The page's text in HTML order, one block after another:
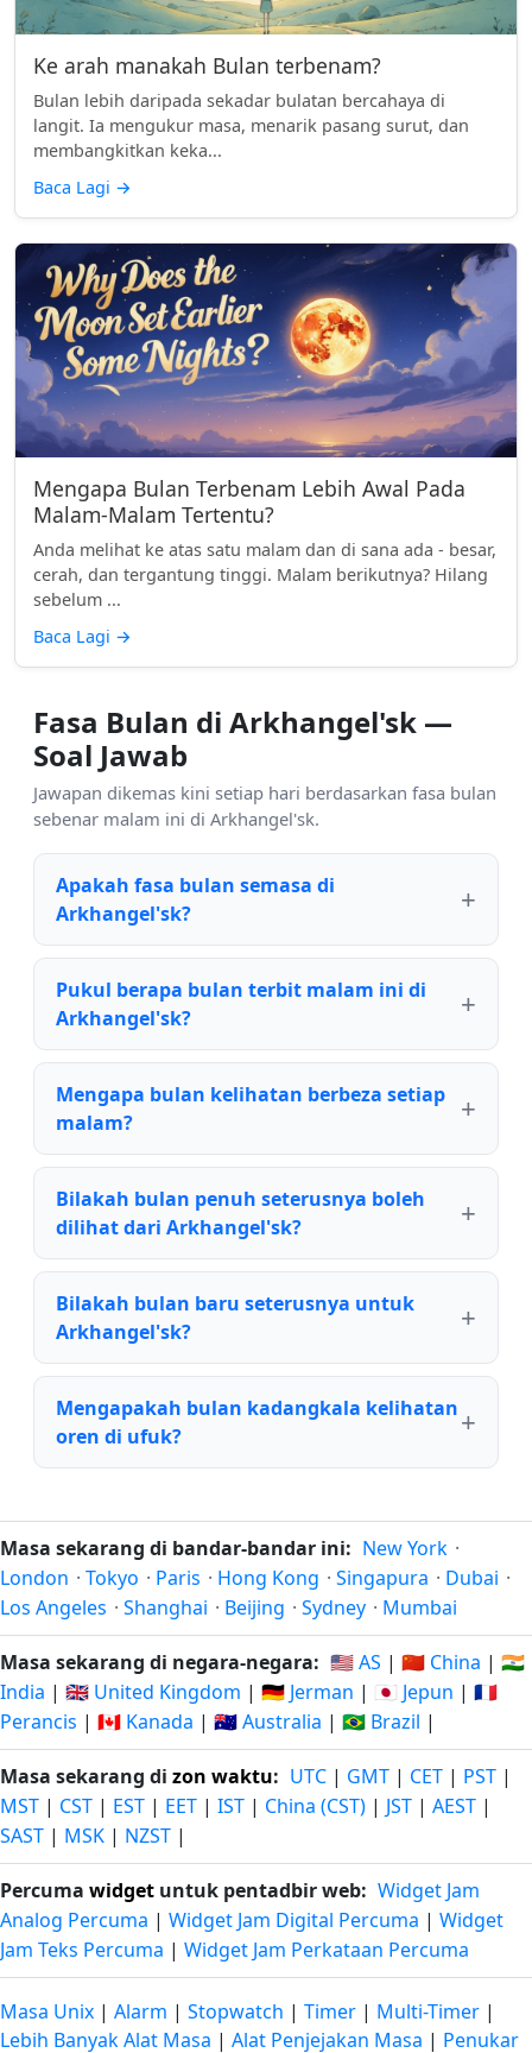
Ke arah manakah Bulan terbenam?
Bulan lebih daripada sekadar bulatan bercahaya di
langit. Ia mengukur masa, menarik pasang surut, dan
membangkitkan keka...
Baca Lagi →
Mengapa Bulan Terbenam Lebih Awal Pada
Malam-Malam Tertentu?
Anda melihat ke atas satu malam dan di sana ada - besar,
cerah, dan tergantung tinggi. Malam berikutnya? Hilang
sebelum ...
Baca Lagi →
Fasa Bulan di Arkhangel'sk —
Soal Jawab
Jawapan dikemas kini setiap hari berdasarkan fasa bulan
sebenar malam ini di Arkhangel'sk.
Apakah fasa bulan semasa di
Arkhangel'sk?
Pukul berapa bulan terbit malam ini di
Arkhangel'sk?
Mengapa bulan kelihatan berbeza setiap
malam?
Bilakah bulan penuh seterusnya boleh
dilihat dari Arkhangel'sk?
Bilakah bulan baru seterusnya untuk
Arkhangel'sk?
Mengapakah bulan kadangkala kelihatan
oren di ufuk?
Masa sekarang di bandar-bandar ini: New York ·
London · Tokyo · Paris · Hong Kong · Singapura · Dubai ·
Los Angeles · Shanghai · Beijing · Sydney · Mumbai
Masa sekarang di negara-negara: 🇺🇸 AS | 🇨🇳 China | 🇮🇳
India | 🇬🇧 United Kingdom | 🇩🇪 Jerman | 🇯🇵 Jepun | 🇫🇷
Perancis | 🇨🇦 Kanada | 🇦🇺 Australia | 🇧🇷 Brazil |
Masa sekarang di zon waktu: UTC | GMT | CET | PST |
MST | CST | EST | EET | IST | China (CST) | JST | AEST |
SAST | MSK | NZST |
Percuma widget untuk pentadbir web: Widget Jam
Analog Percuma | Widget Jam Digital Percuma | Widget
Jam Teks Percuma | Widget Jam Perkataan Percuma
Masa Unix | Alarm | Stopwatch | Timer | Multi-Timer |
Lebih Banyak Alat Masa | Alat Penjejakan Masa | Penukar